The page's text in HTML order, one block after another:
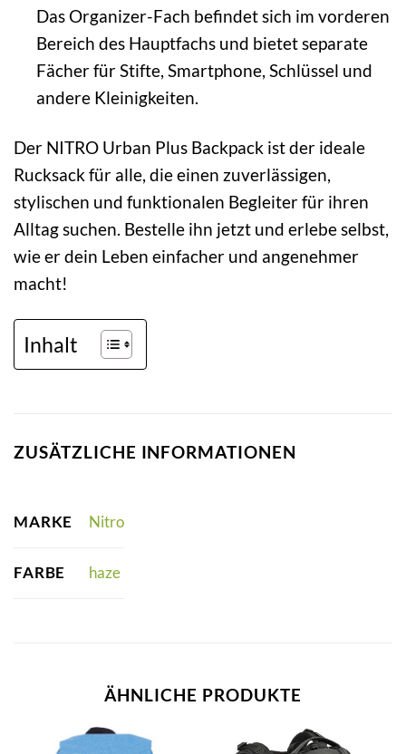
Das Organizer-Fach befindet sich im vorderen
Bereich des Hauptfachs und bietet separate
Fächer für Stifte, Smartphone, Schlüssel und
andere Kleinigkeiten.
Der NITRO Urban Plus Backpack ist der ideale
Rucksack für alle, die einen zuverlässigen,
stylischen und funktionalen Begleiter für ihren
Alltag suchen. Bestelle ihn jetzt und erlebe selbst,
wie er dein Leben einfacher und angenehmer
macht!
Inhalt
ZUSÄTZLICHE INFORMATIONEN
MARKE Nitro
FARBE haze
ÄHNLICHE PRODUKTE